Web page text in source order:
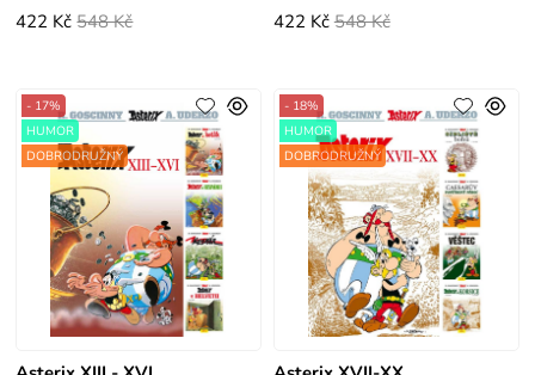
422 Kč 548 Kč
422 Kč 548 Kč
- 17%
HUMOR
DOBRODRUŽNÝ
- 18%
HUMOR
DOBRODRUŽNÝ